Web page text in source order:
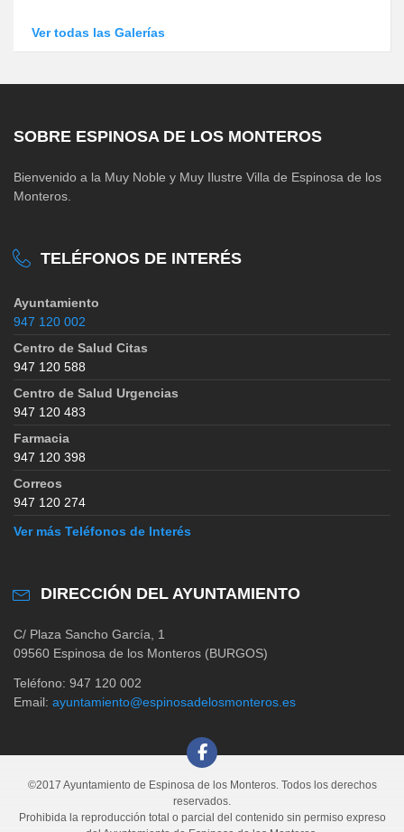
Ver todas las Galerías
SOBRE ESPINOSA DE LOS MONTEROS
Bienvenido a la Muy Noble y Muy Ilustre Villa de Espinosa de los
Monteros.
TELÉFONOS DE INTERÉS
Ayuntamiento
947 120 002
Centro de Salud Citas
947 120 588
Centro de Salud Urgencias
947 120 483
Farmacia
947 120 398
Correos
947 120 274
Ver más Teléfonos de Interés
DIRECCIÓN DEL AYUNTAMIENTO
C/ Plaza Sancho García, 1
09560 Espinosa de los Monteros (BURGOS)
Teléfono: 947 120 002
Email: ayuntamiento@espinosadelosmonteros.es
©2017 Ayuntamiento de Espinosa de los Monteros. Todos los derechos
reservados.
Prohibida la reproducción total o parcial del contenido sin permiso expreso